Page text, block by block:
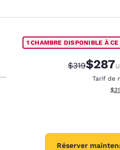
1 CHAMBRE DISPONIBLE À
Tarif barré :
$319Tarif
$287
Tarif de
Réserver